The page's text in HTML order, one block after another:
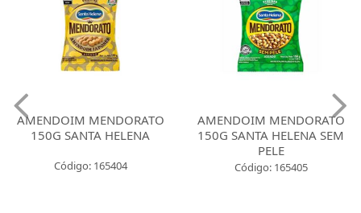
AMENDOIM MENDORATO
150G SANTA HELENA
Código: 165404
AMENDOIM MENDORATO
150G SANTA HELENA SEM
PELE
Código: 165405